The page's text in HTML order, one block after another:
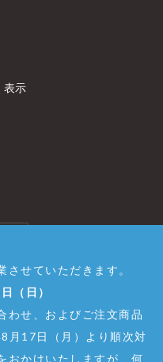
表示
せていただきます。
（日）
わせ、およびご注文商品
月17日（月）より順次対
おかけいたしますが、何